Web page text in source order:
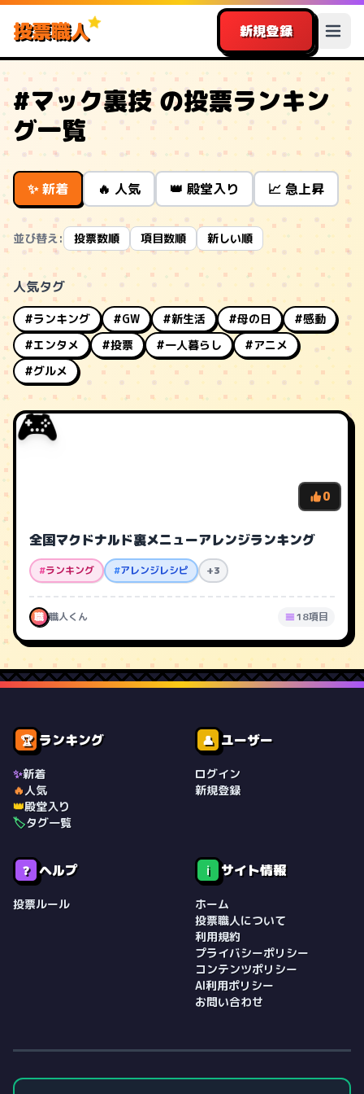
投票職人 新規登録
#マック裏技 の投票ランキン
グ一覧
✨ 新着 🔥 人気 👑 殿堂入り 📈 急上昇
並び替え: 投票数順 項目数順 新しい順
人気タグ
#ランキング #GW #新生活 #母の日
#感動
#エンタメ
#投票 #一人暮らし
#アニメ
#グルメ
🎮
0
全国マクドナルド裏メニューアレンジランキング
#ランキング #アレンジレシピ +3
職 職人くん 18項目
🏆 ランキング
✨新着
🔥人気
👑殿堂入り
🏷️タグ一覧
👤 ユーザー
ログイン
新規登録
❓ ヘルプ
投票ルール
ℹ️ サイト情報
ホーム
投票職人について
利用規約
プライバシーポリシー
コンテンツポリシー
AI利用ポリシー
お問い合わせ